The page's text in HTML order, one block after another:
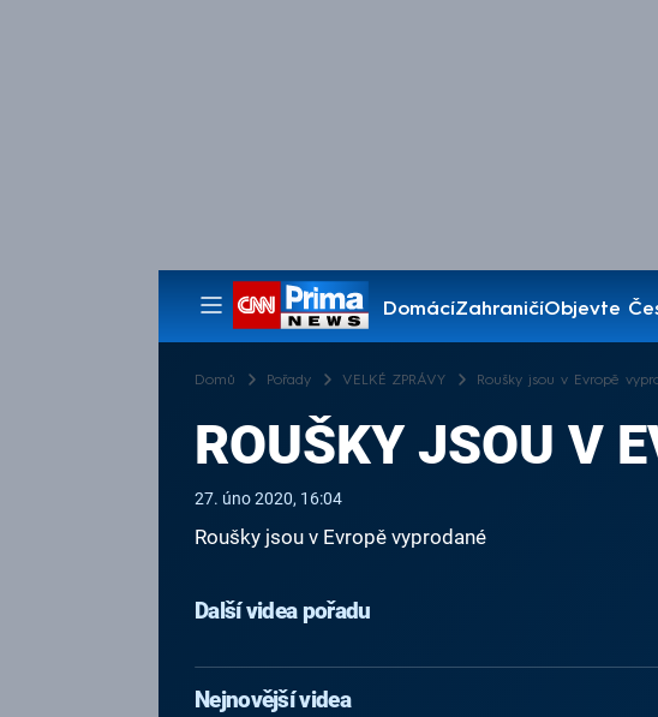
DomácíZahraničíObjevte
Pořady
Domů Pořady VELKÉ ZPRÁVY Roušky jsou v Evropě
ROUŠKY JSOU V
27. úno 2020, 16:04
Roušky jsou v Evropě vyprodané
Další videa pořadu
Nejnovější videa